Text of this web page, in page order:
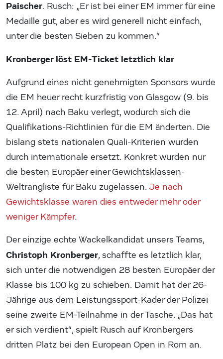
Paischer. Rusch: „Er ist bei einer EM immer für eine
Medaille gut, aber es wird generell nicht einfach,
unter die besten Sieben zu kommen.“
Kronberger löst EM-Ticket letztlich klar
Aufgrund eines nicht genehmigten Sponsors wurde
die EM heuer recht kurzfristig von Glasgow (9. bis
12. April) nach Baku verlegt, wodurch sich die
Qualifikations-Richtlinien für die EM änderten. Die
bislang stets nationalen Quali-Kriterien wurden
durch internationale ersetzt. Konkret wurden nur
die besten Europäer einer Gewichtsklassen-
Weltrangliste für Baku zugelassen. Je nach
Gewichtsklasse waren dies entweder mehr oder
weniger Kämpfer.
Der einzige echte Wackelkandidat unsers Teams,
Christoph Kronberger, schaffte es letztlich klar,
sich unter die notwendigen 28 besten Europäer der
Klasse bis 100 kg zu schieben. Damit hat der 26-
Jährige aus dem Leistungssport-Kader der Polizei
seine zweite EM-Teilnahme in der Tasche. „Das hat
er sich verdient“, spielt Rusch auf Kronbergers
dritten Platz bei den European Open in Rom an.